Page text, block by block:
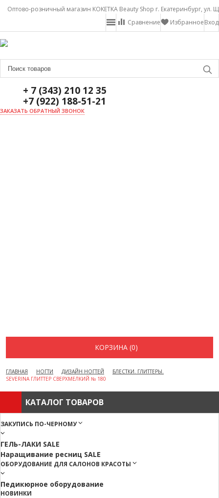
Оптово-розничный магазин KOKETKA Beauty Shop г. Екатеринбург, ул.
Вход
Избранное
Сравнение
+ 7 (343) 210 12 35
+7 (922) 188-51-21
ЗАКАЗАТЬ ОБРАТНЫЙ ЗВОНОК
КОРЗИНА (0)
ГЛАВНАЯ НОГТИ ДИЗАЙН НОГТЕЙ
БЛЕСТКИ. ГЛИТТЕРЫ.
SEVERINA ГЛИТТЕР СВЕРХМЕЛКИЙ № 180
КАТАЛОГ ТОВАРОВ
ЗАКУПИСЬ ПО-ЧЕРНОМУ
ГЕЛЬ-ЛАКИ SALE
Наращивание ресниц SALE
ОБОРУДОВАНИЕ ДЛЯ САЛОНОВ КРАСОТЫ
Педикюрное оборудование
НОВИНКИ